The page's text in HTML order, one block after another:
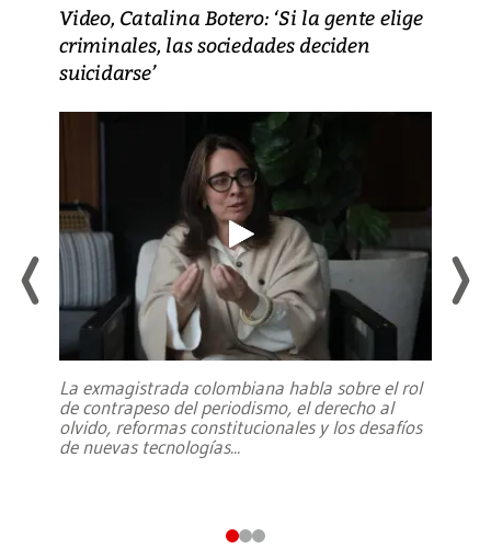
Video, Catalina Botero: ‘Si la gente elige
criminales, las sociedades deciden
suicidarse’
La exmagistrada colombiana habla sobre el rol
de contrapeso del periodismo, el derecho al
olvido, reformas constitucionales y los desafíos
de nuevas tecnologías...